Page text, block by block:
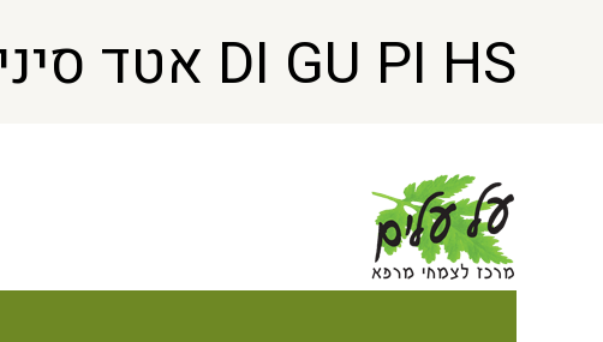
DI GU PI HS אטד סיני קליפה, – 250 גר